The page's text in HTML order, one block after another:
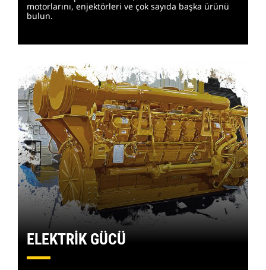
motorlarını, enjektörleri ve çok sayıda başka ürünü
bulun.
ELEKTRİK GÜCÜ